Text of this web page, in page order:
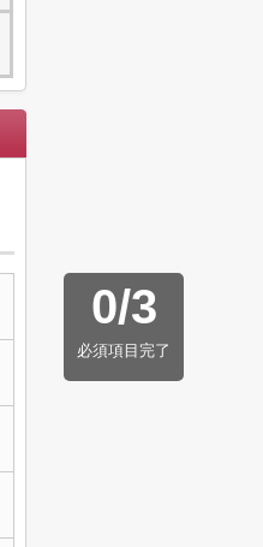
0/3
必須項目完了